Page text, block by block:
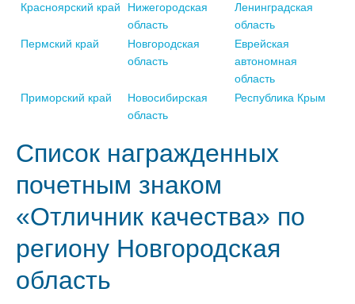
Красноярский край
Нижегородская
область
Ленинградская
область
Пермский край
Новгородская
область
Еврейская
автономная
область
Приморский край
Новосибирская
область
Республика Крым
Список награжденных
почетным знаком
«Отличник качества» по
региону Новгородская
область